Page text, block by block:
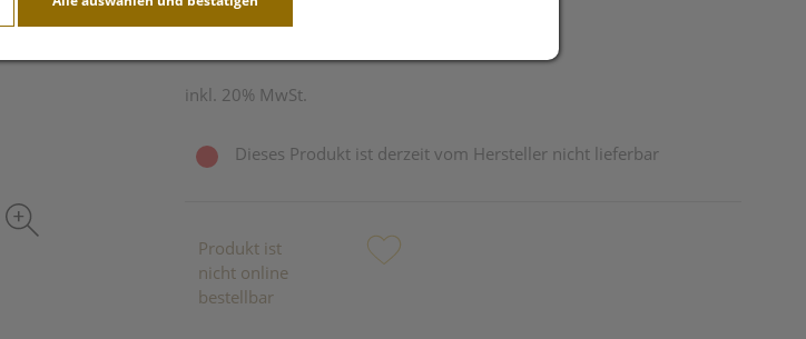
inkl. 20% MwSt.
Dieses Produkt ist derzeit vom Hersteller nicht lieferbar
Produkt ist
nicht online
bestellbar